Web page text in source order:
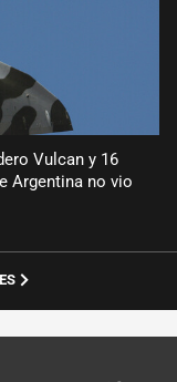
Vulcan y 16
Argentina no vio